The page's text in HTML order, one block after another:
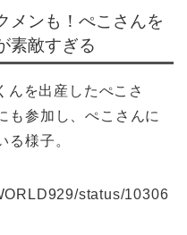
メンも！ぺこさんを
素敵すぎる
んを出産したぺこさ
も参加し、ぺこさんに
る様子。
status/10306